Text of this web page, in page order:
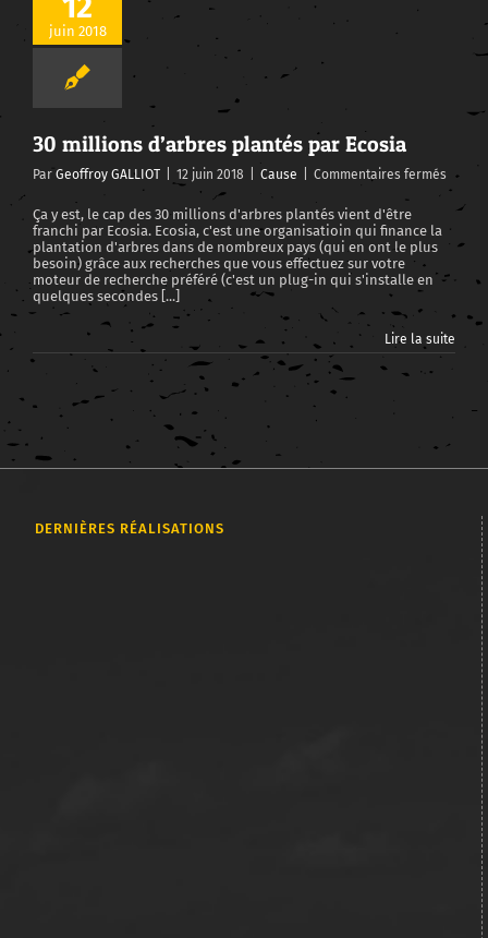
juin 2018
30 millions d’arbres plantés par Ecosia
Par Geoffroy GALLIOT 12 juin 2018 Cause Commentaires fermés sur
30
Ça y est, le cap des 30 millions d'arbres plantés vient d'être
franchi par Ecosia. Ecosia, c'est une organisatioin qui finance la
plantation d'arbres dans de nombreux pays (qui en ont le plus
besoin) grâce aux recherches que vous effectuez sur votre
moteur de recherche préféré (c'est un plug-in qui s'installe en
quelques secondes [...]
Lire la suite
DERNIÈRES RÉALISATIONS